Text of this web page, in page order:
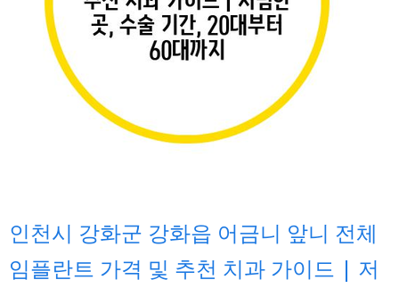
인천시 강화군 강화읍 어금니 앞니 전체
임플란트 가격 및 추천 치과 가이드 | 저